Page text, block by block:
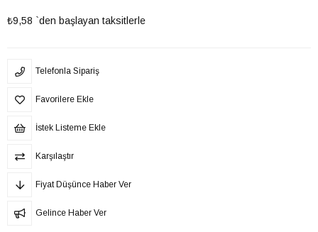
₺9,58 `den başlayan taksitlerle
Telefonla Sipariş
Favorilere Ekle
İstek Listeme Ekle
Karşılaştır
Fiyat Düşünce Haber Ver
Gelince Haber Ver